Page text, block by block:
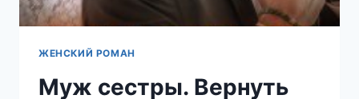
ЖЕНСКИЙ РОМАН
Муж сестры. Вернуть